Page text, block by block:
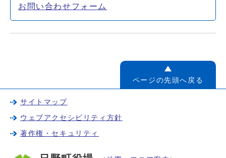
お問い合わせフォーム
ページの先頭へ戻る
サイトマップ
ウェブアクセシビリティ方針
著作権・セキュリティ